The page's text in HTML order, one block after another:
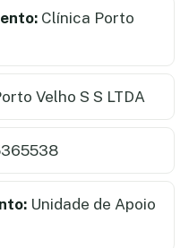
Clínica Porto
Velho S S LTDA
Unidade de Apoio